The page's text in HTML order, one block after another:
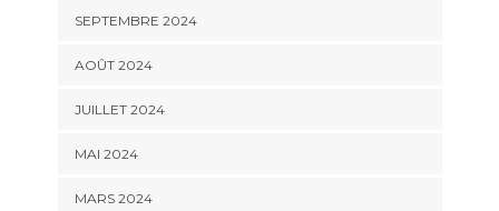
SEPTEMBRE 2024
AOÛT 2024
JUILLET 2024
MAI 2024
MARS 2024